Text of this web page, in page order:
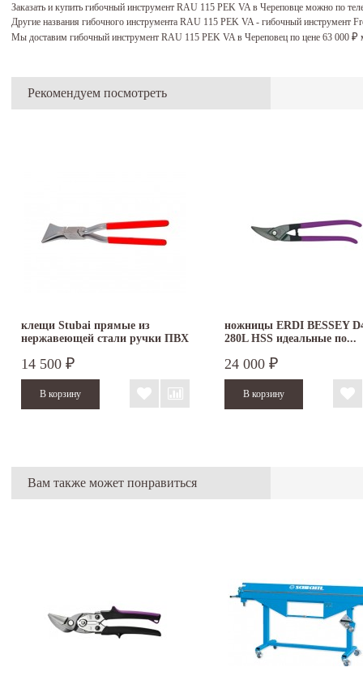
Заказать и купить гибочный инструмент RAU 115 PEK VA в Череповце можно по
Другие названия гибочного инструмента RAU 115 PEK VA - гибочный инструмент
Мы доставим гибочный инструмент RAU 115 PEK VA в Череповец по цене 63 000 ₽
Рекомендуем посмотреть
клещи Stubai прямые из
нержавеющей стали ручки ПВХ
14 500 ₽
ножницы ERDI BESSEY
280L HSS идеальные по...
24 000 ₽
Вам также может понравиться